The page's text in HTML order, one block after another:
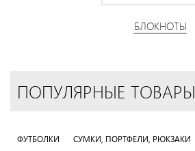
БЛОКНОТЫ
ПОПУЛЯРНЫЕ ТОВАРЫ
ФУТБОЛКИ СУМКИ, ПОРТФЕЛИ, РЮКЗАКИ